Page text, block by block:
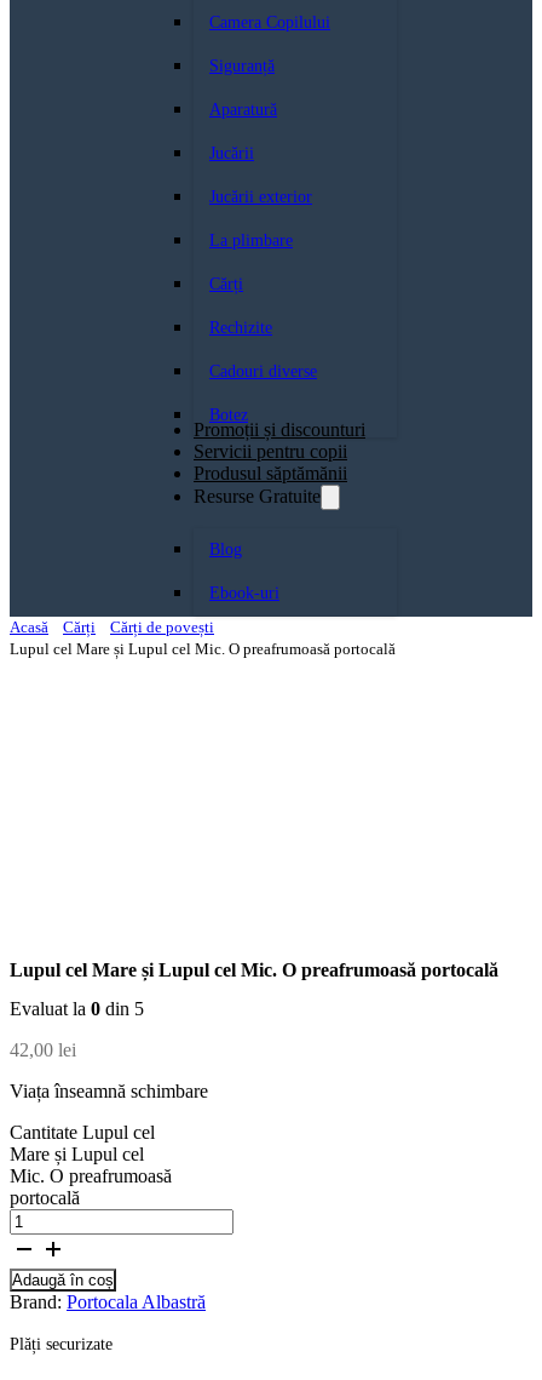
Camera Copilului
Siguranță
Aparatură
Jucării
Jucării exterior
La plimbare
Cărți
Rechizite
Cadouri diverse
Botez
Promoții și discounturi
Servicii pentru copii
Produsul săptămănii
Resurse Gratuite
Blog
Ebook-uri
Acasă
Cărți
Cărți de povești
Lupul cel Mare și Lupul cel Mic. O preafrumoasă portocală
Lupul cel Mare și Lupul cel Mic. O preafrumoasă portocală
Evaluat la 0 din 5
42,00 lei
Viața înseamnă schimbare
Cantitate Lupul cel
Mare și Lupul cel
Mic. O preafrumoasă
portocală
Adaugă în coș
Brand: Portocala Albastră
Plăți securizate